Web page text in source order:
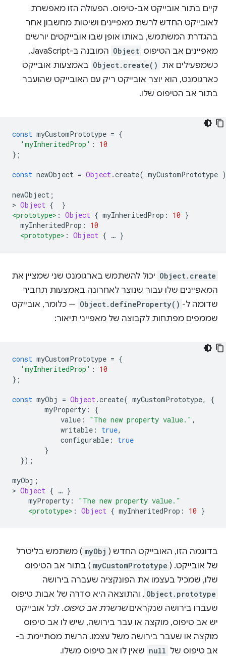
קיים בתור אובייקט אב-טיפוס. הפעולה הזו מאפשרת
לאובייקט החדש לרשת מאפיינים ושיטות מחשבון אחר
בהגדרת המשתמש, באותו אופן שבו אובייקטים יורשים
מאפיינים אב הטיפוס Object
המובנה ב-JavaScript.
כשמפעילים את Object.create() באמצעות אובייקט
כארגומנט, הוא יוצר אובייקט ריק עם האובייקט שהועבר
בתור אב הטיפוס שלו.
const myCustomPrototype = {
'myInheritedProp' :
10
};
const newObject = Object.create( myCustomPrototype
newObject ;
> Object {
}
<prototype> : Object { myInheritedProp : 10 }
myInheritedProp :
10
<prototype> : Object { … }
Object.create יכול להשתמש בארגומנט שני שמציין את
המאפיינים שלו עבור שנוצר לאחרונה באמצעות תחביר
שדומה ל- Object.defineProperty() — כלומר, אובייקט
שממפים מפתחות לקבוצה של מאפייני תיאור:
const myCustomPrototype = {
'myInheritedProp' :
10
};
const myObj = Object.create( myCustomPrototype,
{
myProperty :
{
value : "The new property value." ,
writable : true,
configurable :
true
}
});
myObj ;
> Object { … }
myProperty :
"The new property value."
<prototype> : Object { myInheritedProp : 10 }
בדוגמה הזו, האובייקט החדש ( myObj ) משתמש בליטרל
של אובייקט. ( myCustomPrototype ) בתור אב הטיפוס
שלו, שמכיל בעצמו את הפונקציה שעברה בירושה
Object.prototype , והתוצאה היא סדרה של אבות טיפוס
שעברו בירושה שנקראיםשרשרת אב טיפוס. לכל אובייקט
יש אב טיפוס, מוקצה או עבר בירושה, שיש לו אב טיפוס
מוקצה או שעבר בירושה משל עצמו. הרשת מסתיימת ב-
אב טיפוס של null שאין לו אב טיפוס משלו.